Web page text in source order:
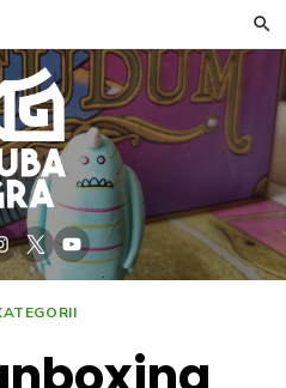
Instagram
TwitterYouTube